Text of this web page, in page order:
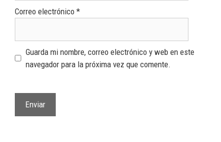
Correo electrónico *
Guarda mi nombre, correo electrónico y web en este
navegador para la próxima vez que comente.